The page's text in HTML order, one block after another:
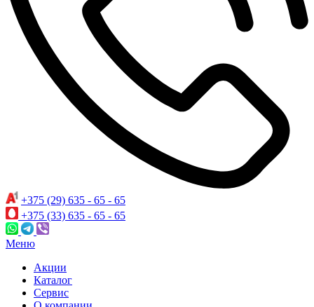
+375 (29) 635 - 65 - 65
+375 (33) 635 - 65 - 65
Меню
Акции
Каталог
Сервис